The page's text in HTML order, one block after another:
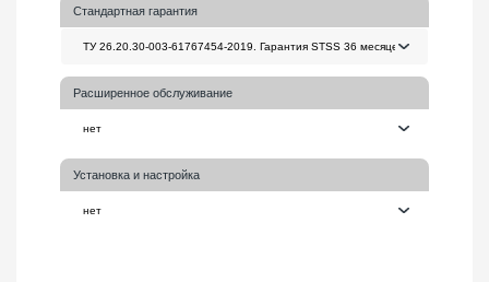
Стандартная гарантия
Расширенное обслуживание
Установка и настройка